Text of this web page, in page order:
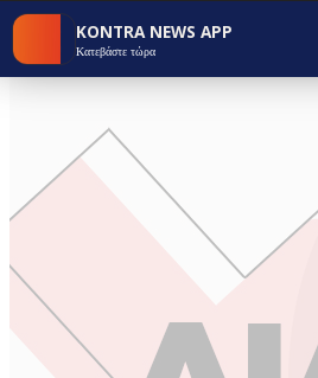
KONTRA NEWS APP
Κατεβάστε τώρα